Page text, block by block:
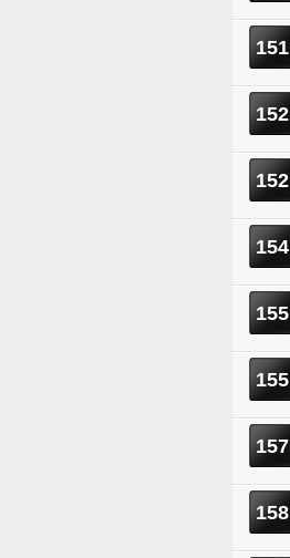
151
152
152
154
155
155
157
158